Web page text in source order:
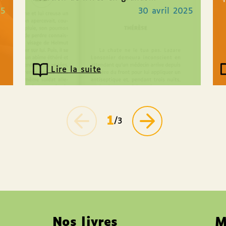
caractères avec qui nous sommes
30 avril 2025
Lire la suite
1/3
Nos livres